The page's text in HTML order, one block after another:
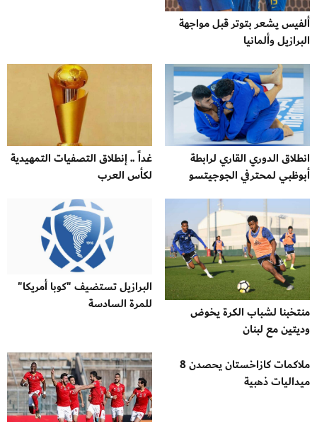
ألفيس يشعر بتوتر قبل مواجهة
البرازيل وألمانيا
انطلاق الدوري القاري لرابطة
أبوظبي لمحترفي الجوجيتسو
غداً .. إنطلاق التصفيات التمهيدية
لكأس العرب
منتخبنا لشباب الكرة يخوض
وديتين مع لبنان
البرازيل تستضيف "كوبا أمريكا"
للمرة السادسة
ملاكمات كازاخستان يحصدن 8
ميداليات ذهبية